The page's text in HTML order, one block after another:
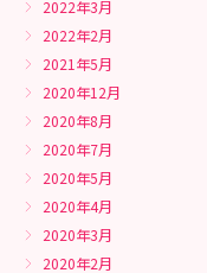
2022年3月
2022年2月
2021年5月
2020年12月
2020年8月
2020年7月
2020年5月
2020年4月
2020年3月
2020年2月